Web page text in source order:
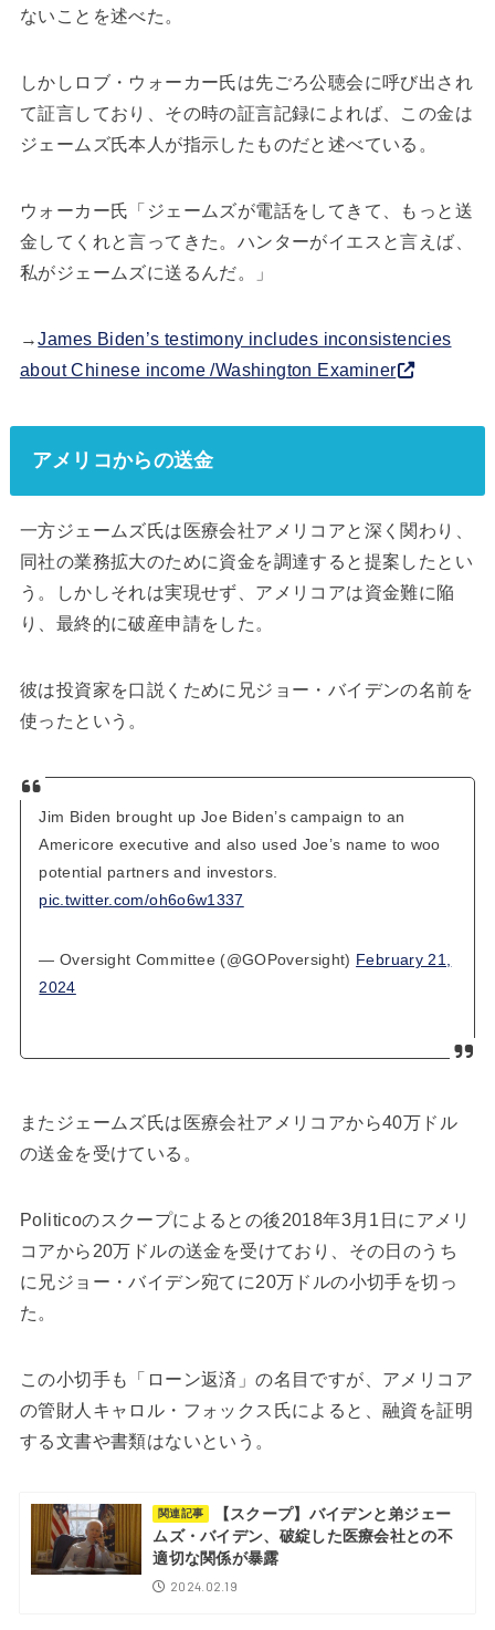
ないことを述べた。
しかしロブ・ウォーカー氏は先ごろ公聴会に呼び出され
て証言しており、その時の証言記録によれば、この金は
ジェームズ氏本人が指示したものだと述べている。
ウォーカー氏「ジェームズが電話をしてきて、もっと送
金してくれと言ってきた。ハンターがイエスと言えば、
私がジェームズに送るんだ。」
→James Biden’s testimony includes inconsistencies
about Chinese income /Washington Examiner
アメリコからの送金
一方ジェームズ氏は医療会社アメリコアと深く関わり、
同社の業務拡大のために資金を調達すると提案したとい
う。しかしそれは実現せず、アメリコアは資金難に陥
り、最終的に破産申請をした。
彼は投資家を口説くために兄ジョー・バイデンの名前を
使ったという。
Jim Biden brought up Joe Biden’s campaign to an
Americore executive and also used Joe’s name to woo
potential partners and investors.
pic.twitter.com/oh6o6w1337
— Oversight Committee (@GOPoversight) February 21,
2024
またジェームズ氏は医療会社アメリコアから40万ドル
の送金を受けている。
Politicoのスクープによるとの後2018年3月1日にアメリ
コアから20万ドルの送金を受けており、その日のうち
に兄ジョー・バイデン宛てに20万ドルの小切手を切っ
た。
この小切手も「ローン返済」の名目ですが、アメリコア
の管財人キャロル・フォックス氏によると、融資を証明
する文書や書類はないという。
関連記事
【スクープ】バイデンと弟ジェー
ムズ・バイデン、破綻した医療会社との不
適切な関係が暴露
2024.02.19